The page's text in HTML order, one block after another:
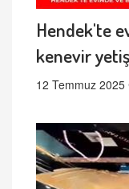
Hendek'te
kenevir
12 Temmuz